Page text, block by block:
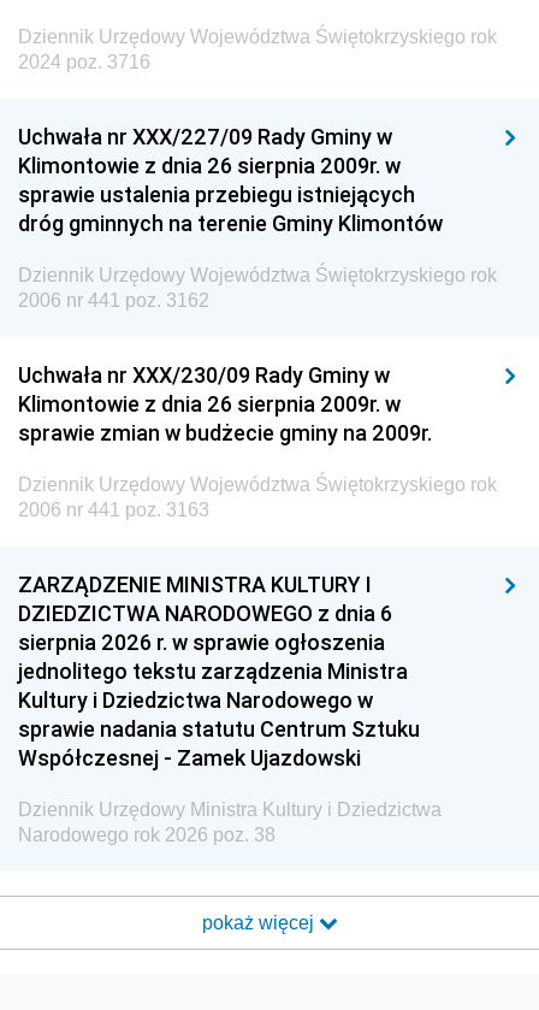
Dziennik Urzędowy Województwa Świętokrzyskiego rok
2024 poz. 3716
Uchwała nr XXX/227/09 Rady Gminy w
Klimontowie z dnia 26 sierpnia 2009r. w
sprawie ustalenia przebiegu istniejących
dróg gminnych na terenie Gminy Klimontów
Dziennik Urzędowy Województwa Świętokrzyskiego rok
2006 nr 441 poz. 3162
Uchwała nr XXX/230/09 Rady Gminy w
Klimontowie z dnia 26 sierpnia 2009r. w
sprawie zmian w budżecie gminy na 2009r.
Dziennik Urzędowy Województwa Świętokrzyskiego rok
2006 nr 441 poz. 3163
ZARZĄDZENIE MINISTRA KULTURY I
DZIEDZICTWA NARODOWEGO z dnia 6
sierpnia 2026 r. w sprawie ogłoszenia
jednolitego tekstu zarządzenia Ministra
Kultury i Dziedzictwa Narodowego w
sprawie nadania statutu Centrum Sztuku
Współczesnej - Zamek Ujazdowski
Dziennik Urzędowy Ministra Kultury i Dziedzictwa
Narodowego rok 2026 poz. 38
pokaż więcej